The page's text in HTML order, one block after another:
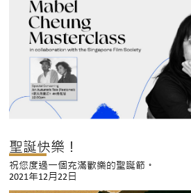
聖誕快樂！
祝您度過一個充滿歡樂的聖誕節。
2021年12月22日